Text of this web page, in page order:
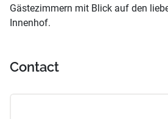
Gästezimmern mit Blick auf den
Innenhof.
Contact